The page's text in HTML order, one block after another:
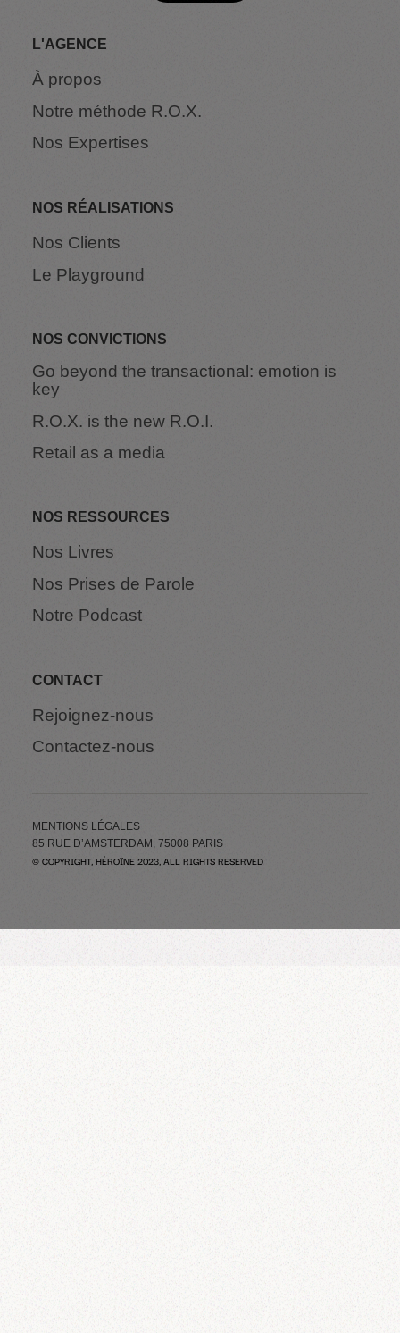
L'AGENCE
À propos
Notre méthode R.O.X.
Nos Expertises
NOS RÉALISATIONS
Nos Clients
Le Playground
NOS CONVICTIONS
Go beyond the transactional: emotion is
key
R.O.X. is the new R.O.I.
Retail as a media
NOS RESSOURCES
Nos Livres
Nos Prises de Parole
Notre Podcast
CONTACT
Rejoignez-nous
Contactez-nous
MENTIONS LÉGALES
85 RUE D’AMSTERDAM, 75008 PARIS
© COPYRIGHT, HÉROÏNE 2023, ALL RIGHTS RESERVED